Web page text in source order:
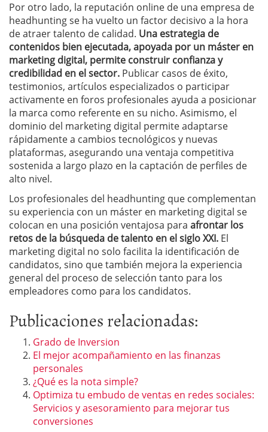
Por otro lado, la reputación online de una empresa de
headhunting se ha vuelto un factor decisivo a la hora
de atraer talento de calidad. Una estrategia de
contenidos bien ejecutada, apoyada por un máster en
marketing digital, permite construir confianza y
credibilidad en el sector. Publicar casos de éxito,
testimonios, artículos especializados o participar
activamente en foros profesionales ayuda a posicionar
la marca como referente en su nicho. Asimismo, el
dominio del marketing digital permite adaptarse
rápidamente a cambios tecnológicos y nuevas
plataformas, asegurando una ventaja competitiva
sostenida a largo plazo en la captación de perfiles de
alto nivel.
Los profesionales del headhunting que complementan
su experiencia con un máster en marketing digital se
colocan en una posición ventajosa para afrontar los
retos de la búsqueda de talento en el siglo XXI. El
marketing digital no solo facilita la identificación de
candidatos, sino que también mejora la experiencia
general del proceso de selección tanto para los
empleadores como para los candidatos.
Publicaciones relacionadas:
Grado de Inversion
El mejor acompañamiento en las finanzas
personales
¿Qué es la nota simple?
Optimiza tu embudo de ventas en redes sociales:
Servicios y asesoramiento para mejorar tus
conversiones